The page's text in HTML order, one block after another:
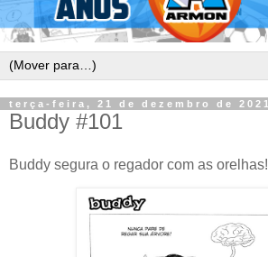
terça-feira, 21 de dezembro de 2021
Buddy #101
Buddy segura o regador com as orelhas!